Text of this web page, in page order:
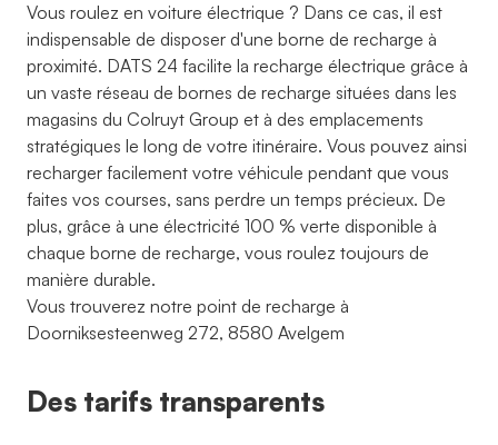
Vous roulez en voiture électrique ? Dans ce cas, il est
indispensable de disposer d'une borne de recharge à
proximité. DATS 24 facilite la recharge électrique grâce à
un vaste réseau de bornes de recharge situées dans les
magasins du Colruyt Group et à des emplacements
stratégiques le long de votre itinéraire. Vous pouvez ainsi
recharger facilement votre véhicule pendant que vous
faites vos courses, sans perdre un temps précieux. De
plus, grâce à une électricité 100 % verte disponible à
chaque borne de recharge, vous roulez toujours de
manière durable.
Vous trouverez notre point de recharge à
Doorniksesteenweg 272, 8580 Avelgem
Des tarifs transparents